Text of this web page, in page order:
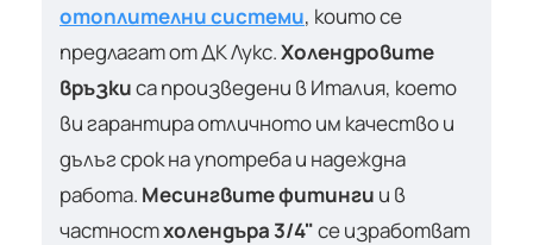
отоплителни системи, които се
предлагат от ДК Лукс.Холендровите
връзкиса произведени в Италия, което
ви гарантира отличното им качество и
дълъг срок на употреба и надеждна
работа. Месингвите фитинги и в
частностхолендъра 3/4"се изработват